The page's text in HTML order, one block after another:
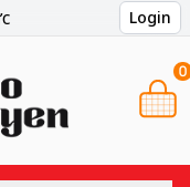
Login
0